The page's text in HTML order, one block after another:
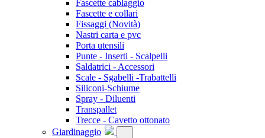
Fascette cablaggio
Fascette e collari
Fissaggi (Novità)
Nastri carta e pvc
Porta utensili
Punte - Inserti - Scalpelli
Saldatrici - Accessori
Scale - Sgabelli -Trabattelli
Siliconi-Schiume
Spray - Diluenti
Transpallet
Trecce - Cavetto ottonato
Giardinaggio